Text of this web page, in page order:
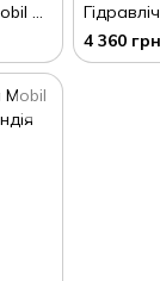
Гідравлічна олива Mobil Nuto H46 20л Фінляндія
4 360 грн